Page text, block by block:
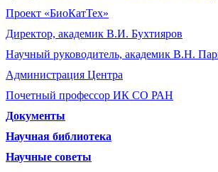
Проект «БиоКатТех»
Директор, академик В.И. Бухтияров
Научный руководитель, академик В.Н.
Администрация Центра
Почетный профессор ИК СО РАН
Документы
Научная библиотека
Научные советы